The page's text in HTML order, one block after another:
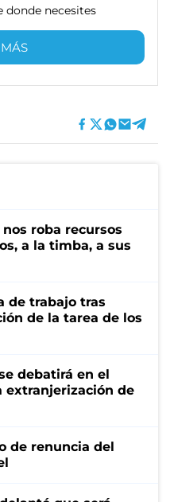
donde necesites
roba recursos
a la timba, a sus
de trabajo tras
de la tarea de los
debatirá en el
extranjerización de
de renuncia del